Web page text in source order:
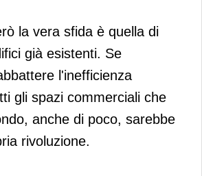
la vera sfida è quella di
già esistenti. Se
l'inefficienza
gli spazi commerciali che
anche di poco, sarebbe
rivoluzione.